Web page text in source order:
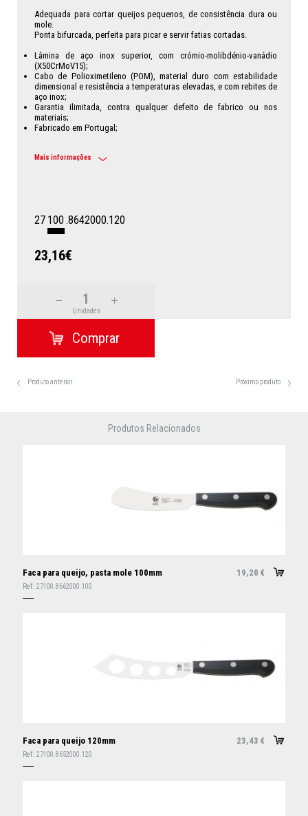
Adequada para cortar queijos pequenos, de consistência dura ou
mole.
Ponta bifurcada, perfeita para picar e servir fatias cortadas.
Lâmina de aço inox superior, com crómio-molibdénio-vanádio
(X50CrMoV15);
Cabo de Polioximetileno (POM), material duro com estabilidade
dimensional e resistência a temperaturas elevadas, e com rebites de
aço inox;
Garantia ilimitada, contra qualquer defeito de fabrico ou nos
materiais;
Fabricado em Portugal;
Mais informações
27 100 .8642000.120
23,16€
Unidades
Produto anterior Próximo produto
Produtos Relacionados
Faca para queijo, pasta mole 100mm 19,20 €
Ref: 27100.8662000.100
Faca para queijo 120mm 23,43 €
Ref: 27100.8652000.120